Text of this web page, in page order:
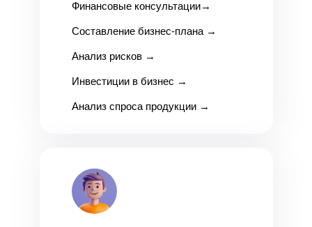
Финансовые консультации→
Составление бизнес-плана →
Анализ рисков →
Инвестиции в бизнес →
Анализ спроса продукции →